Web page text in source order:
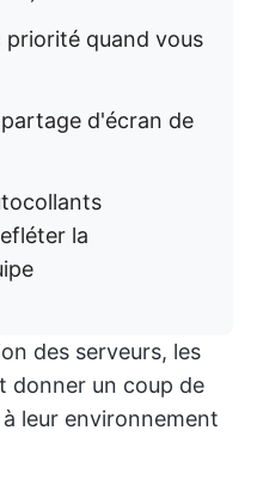
priorité quand vous
d'écran de
la
des serveurs, les
donner un coup de
leur environnement